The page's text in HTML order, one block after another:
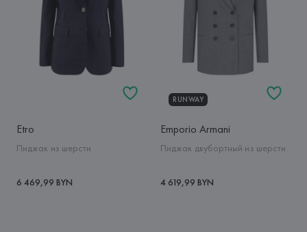
Etro
Пиджак из шерсти
6 469,99 BYN
RUNWAY
Emporio Armani
Пиджак двубортный из шерсти
4 619,99 BYN